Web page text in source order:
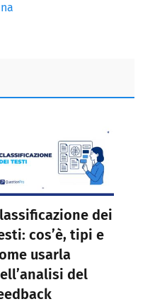
dei
cos’è, tipi e
usarla
del